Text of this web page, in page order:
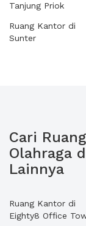
Tanjung Priok
Ruang Kantor di
Sunter
Cari
Olahraga
Lainnya
Ruang Kantor di
Eighty8 Office